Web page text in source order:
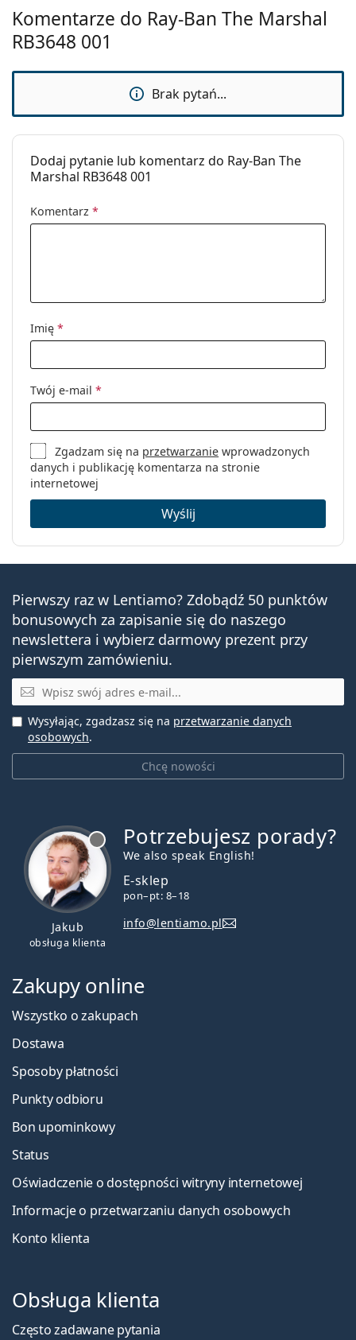
Komentarze do Ray-Ban The Marshal
RB3648 001
Brak pytań...
Dodaj pytanie lub komentarz do Ray-Ban The
Marshal RB3648 001
Komentarz *
Imię *
Twój e-mail *
Zgadzam się na przetwarzanie wprowadzonych
danych i publikację komentarza na stronie
internetowej
Wyślij
Pierwszy raz w Lentiamo? Zdobądź 50 punktów
bonusowych za zapisanie się do naszego
newslettera i wybierz darmowy prezent przy
pierwszym zamówieniu.
E-mail
Chcę nowości
Wysyłając, zgadzasz się na przetwarzanie danych
osobowych.
Jakub
obsługa klienta
Potrzebujesz porady?
We also speak English!
E-sklep
pon–pt: 8–18
info@lentiamo.pl
Zakupy online
Wszystko o zakupach
Dostawa
Sposoby płatności
Punkty odbioru
Bon upominkowy
Status
Oświadczenie o dostępności witryny internetowej
Informacje o przetwarzaniu danych osobowych
Konto klienta
Obsługa klienta
Często zadawane pytania